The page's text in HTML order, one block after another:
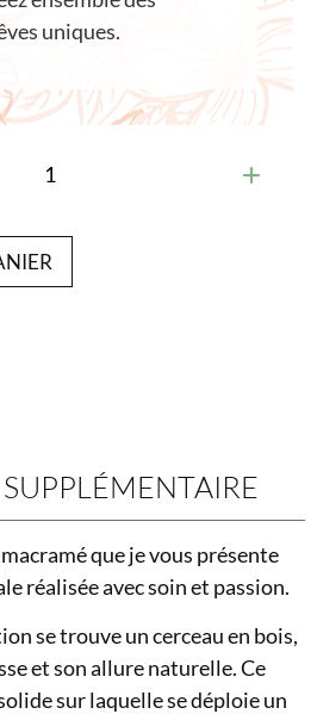
uniques.
que je vous présente
réalisée avec soin et passion.
se trouve un cerceau en bois,
et son allure naturelle. Ce
sur laquelle se déploie un